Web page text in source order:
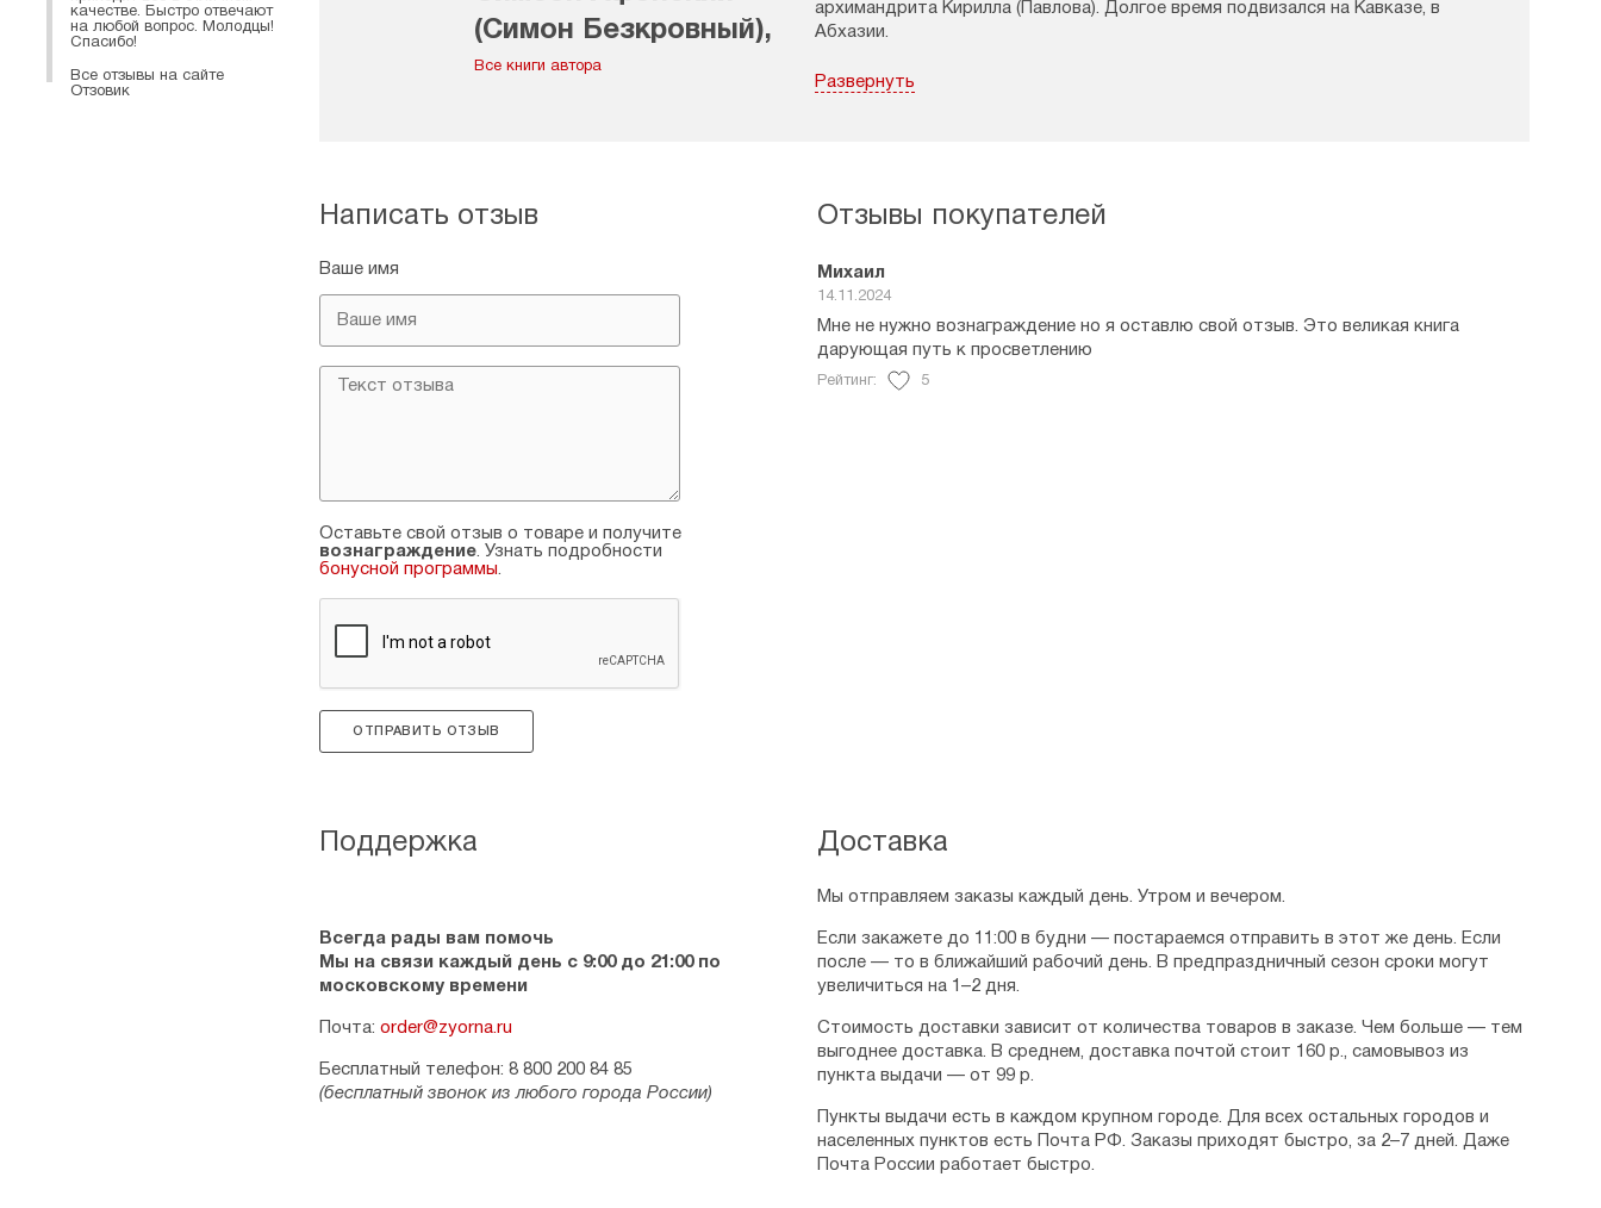
(Симон Безкровный),
иеромонах
Все книги автора
архимандрита Кирилла (Павлова). Долгое время подвизался на Кавказе, в
Абхазии.
Писал отец Симон всю жизнь, но издавать книги стал лишь сравнительно
недавно, в 2008 году. В настоящее время подвизается в одном из скитов
Развернуть
Написать отзыв
Ваше имя
Оставьте свой отзыв о товаре и получите
вознаграждение. Узнать подробности
бонусной программы.
ОТПРАВИТЬ ОТЗЫВ
Отзывы покупателей
Михаил
14.11.2024
Мне не нужно вознаграждение но я оставлю свой отзыв. Это великая книга
дарующая путь к просветлению
Рейтинг: 5
Поддержка
Всегда рады вам помочь
Мы на связи каждый день с 9:00 до 21:00 по
московскому времени
Почта: order@zyorna.ru
Бесплатный телефон: 8 800 200 84 85
(бесплатный звонок из любого города России)
Доставка
Мы отправляем заказы каждый день. Утром и вечером.
Если закажете до 11:00 в будни — постараемся отправить в этот же день. Если
после — то в ближайший рабочий день. В предпраздничный сезон сроки могут
увеличиться на 1–2 дня.
Стоимость доставки зависит от количества товаров в заказе. Чем больше — тем
выгоднее доставка. В среднем, доставка почтой стоит 160 р., самовывоз из
пункта выдачи — от 99 р.
Пункты выдачи есть в каждом крупном городе. Для всех остальных городов и
населенных пунктов есть Почта РФ. Заказы приходят быстро, за 2–7 дней. Даже
Почта России работает быстро.
качестве. Быстро отвечают
на любой вопрос. Молодцы!
Спасибо!
Все отзывы на сайте
Отзовик